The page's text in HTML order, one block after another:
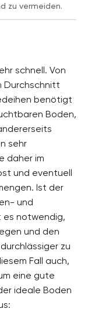
zu vermeiden.
schnell. Von
Durchschnitt
benötigt
Boden,
sehr
daher im
und eventuell
Ist der
und
es notwendig,
und den
zu
Fall auch,
eine gute
ideale Boden